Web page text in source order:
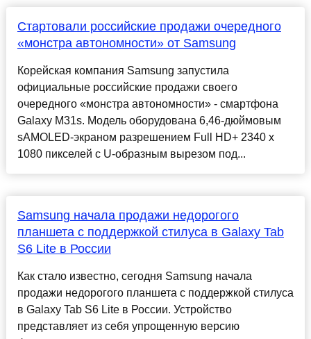
Стартовали российские продажи очередного
«монстра автономности» от Samsung
Корейская компания Samsung запустила
официальные российские продажи своего
очередного «монстра автономности» - смартфона
Galaxy M31s. Модель оборудована 6,46-дюймовым
sAMOLED-экраном разрешением Full HD+ 2340 x
1080 пикселей с U-образным вырезом под...
Samsung начала продажи недорогого
планшета с поддержкой стилуса в Galaxy Tab
S6 Lite в России
Как стало известно, сегодня Samsung начала
продажи недорогого планшета с поддержкой стилуса
в Galaxy Tab S6 Lite в России. Устройство
представляет из себя упрощенную версию